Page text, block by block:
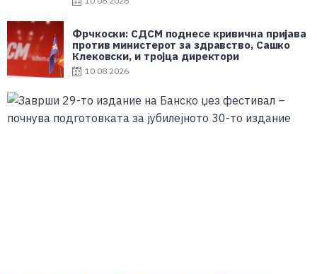
Фрчкоски: СДСМ поднесе кривична пријава
против министерот за здравство, Сашко
Клековски, и тројца директори
10.08.2026